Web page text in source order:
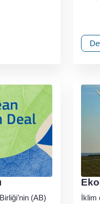
(AB)
İklim